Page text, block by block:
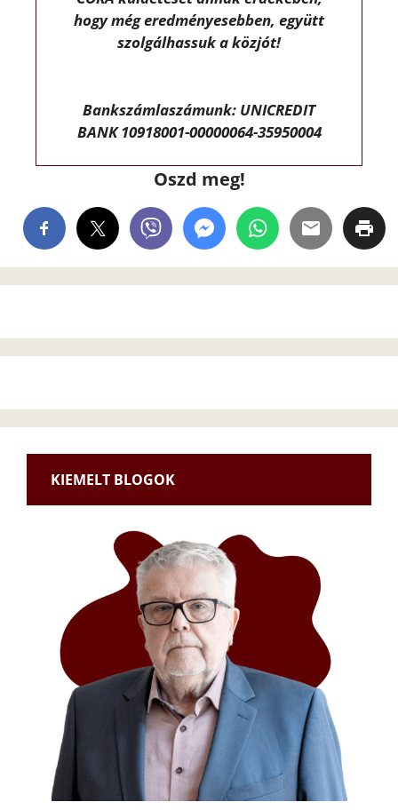
hogy még eredményesebben, együtt
szolgálhassuk a közjót!
Bankszámlaszámunk: UNICREDIT
BANK 10918001-00000064-35950004
Oszd meg!
KIEMELT BLOGOK